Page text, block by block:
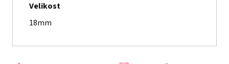
Velikost
18mm